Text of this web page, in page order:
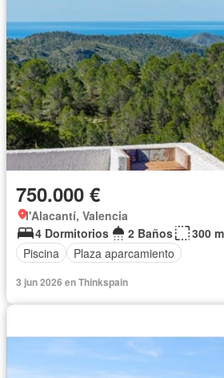
750.000 €
l'Alacantí, Valencia
4 Dormitorios
2 Baños
300
Piscina
Plaza aparcamiento
3 jun 2026 en Thinkspain